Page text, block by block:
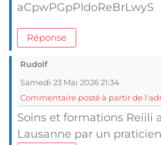
aCpwPGpPIdoReBrLwyS
Réponse
Rudolf
Samedi 23 Mai 2026 21:34
Commentaire posté à partir de
Soins et formations Reiili
Lausanne par un